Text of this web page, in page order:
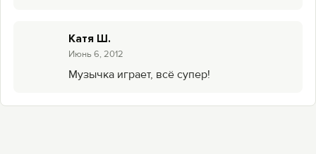
Катя Ш.
Июнь 6, 2012
Музычка играет, всё супер!